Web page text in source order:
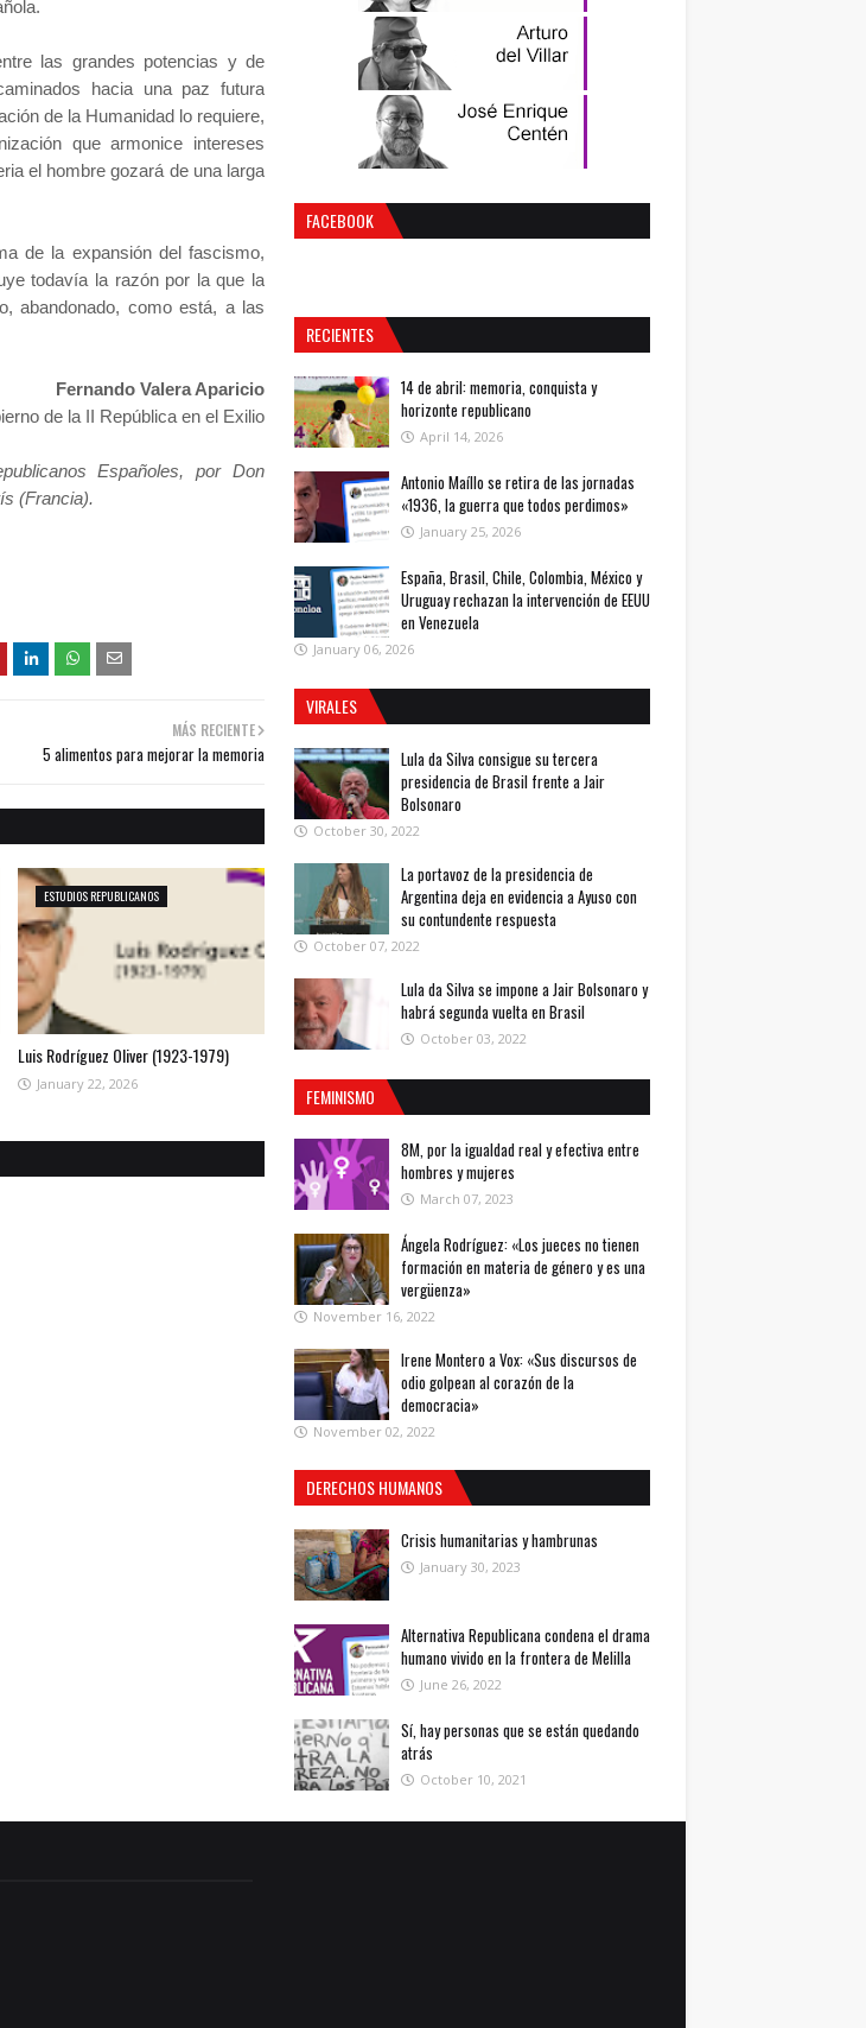
las grandes potencias y de
hacia una paz futura
de la Humanidad lo requiere,
que armonice intereses
el hombre gozará de una larga
de la expansión del fascismo,
todavía la razón por la que la
abandonado, como está, a las
Fernando Valera Aparicio
de la II República en el Exilio
Españoles, por Don
(Francia).
MÁS RECIENTE
5 alimentos para mejorar la memoria
ESTUDIOS REPUBLICANOS
Luis Rodríguez Oliver (1923-1979)
January 22, 2026
FACEBOOK
RECIENTES
14 de abril: memoria, conquista y
horizonte republicano
April 14, 2026
Antonio Maíllo se retira de las jornadas
«1936, la guerra que todos perdimos»
January 25, 2026
España, Brasil, Chile, Colombia, México y
Uruguay rechazan la intervención de EEUU
en Venezuela
January 06, 2026
VIRALES
Lula da Silva consigue su tercera
presidencia de Brasil frente a Jair
Bolsonaro
October 30, 2022
La portavoz de la presidencia de
Argentina deja en evidencia a Ayuso con
su contundente respuesta
October 07, 2022
Lula da Silva se impone a Jair Bolsonaro y
habrá segunda vuelta en Brasil
October 03, 2022
FEMINISMO
8M, por la igualdad real y efectiva entre
hombres y mujeres
March 07, 2023
Ángela Rodríguez: «Los jueces no tienen
formación en materia de género y es una
vergüenza»
November 16, 2022
Irene Montero a Vox: «Sus discursos de
odio golpean al corazón de la
democracia»
November 02, 2022
DERECHOS HUMANOS
Crisis humanitarias y hambrunas
January 30, 2023
Alternativa Republicana condena el drama
humano vivido en la frontera de Melilla
June 26, 2022
Sí, hay personas que se están quedando
atrás
October 10, 2021